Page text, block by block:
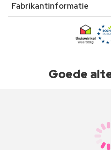
Fabrikantinformatie
Goede